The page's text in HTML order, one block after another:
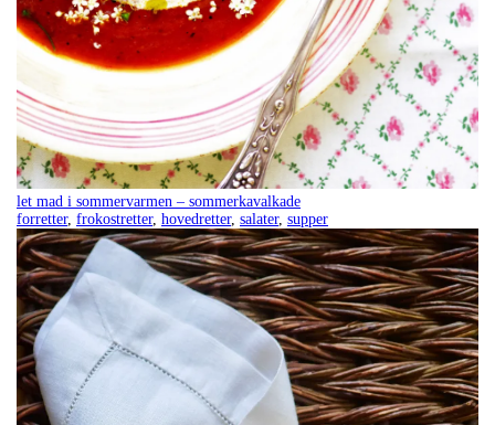
let mad i sommervarmen – sommerkavalkade
forretter, frokostretter, hovedretter, salater, supper